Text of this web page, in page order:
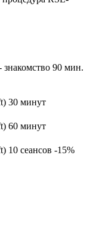
знакомство 90 мин.
30 минут
60 минут
10 сеансов -15%